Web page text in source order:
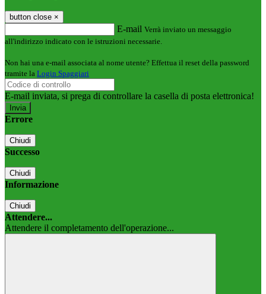
button close ×
E-mail Verrà inviato un messaggio
all'indirizzo indicato con le istruzioni necessarie.
Non hai una e-mail associata al nome utente? Effettua il reset della password
tramite la Login Spaggiari
E-mail inviata, si prega di controllare la casella di posta elettronica!
Errore
Chiudi
Successo
Chiudi
Informazione
Chiudi
Attendere...
Attendere il completamento dell'operazione...